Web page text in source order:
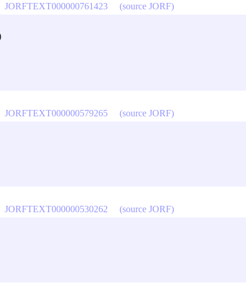
JORFTEXT000000761423 (source JORF)
JORFTEXT000000579265 (source JORF)
JORFTEXT000000530262 (source JORF)